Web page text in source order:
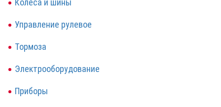
Колеса и шины
Управление рулевое
Тормоза
Электрооборудование
Приборы